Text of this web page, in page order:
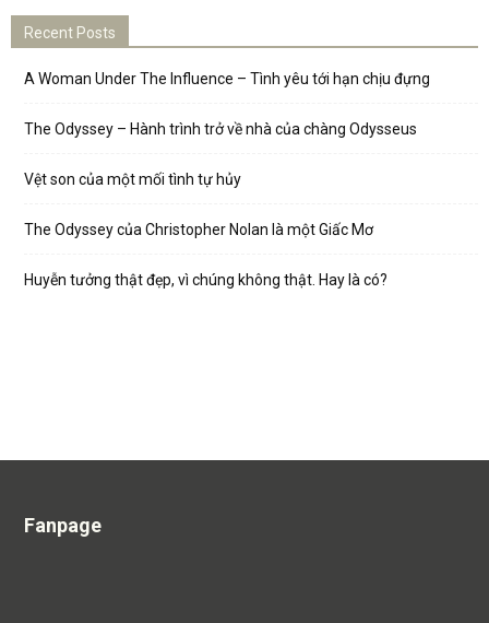
Recent Posts
A Woman Under The Influence – Tình yêu tới hạn chịu đựng
The Odyssey – Hành trình trở về nhà của chàng Odysseus
Vệt son của một mối tình tự hủy
The Odyssey của Christopher Nolan là một Giấc Mơ
Huyễn tưởng thật đẹp, vì chúng không thật. Hay là có?
Fanpage